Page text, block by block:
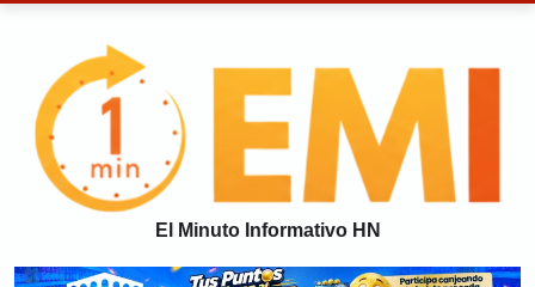
El Minuto Informativo HN